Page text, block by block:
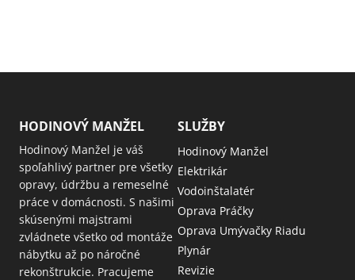
HODINOVÝ MANŽEL
Hodinový Manžel je váš
spoľahlivý partner pre všetky
opravy, údržbu a remeselné
práce v domácnosti. S našimi
skúsenými majstrami
zvládnete všetko od montáže
nábytku až po náročné
rekonštrukcie. Pracujeme
SLUŽBY
Hodinový Manžel
Elektrikár
Vodoinštalatér
Oprava Práčky
Oprava Umývačky Riadu
Plynár
Revizie